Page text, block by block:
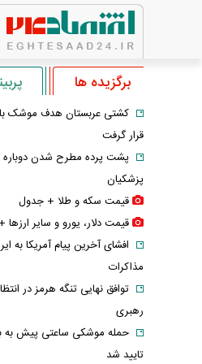
برگزیده ها
کشتی عربستان هدف موشک
قرار گرفت
پشت پرده مطرح شدن دوباره
پزشکیان
قیمت سکه و طلا + جدول
قیمت دلار، یورو و سایر
افشای آخرین پیام آمریکا به
مذاکرات
توافق نهایی تنگه هرمز در
رهبری
حمله موشکی ساعتی پیش به
تایید شد